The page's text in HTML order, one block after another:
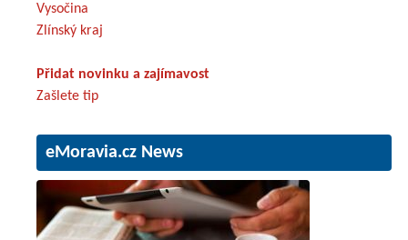
Vysočina
Zlínský kraj
Přidat novinku a zajímavost
Zašlete tip
eMoravia.cz News